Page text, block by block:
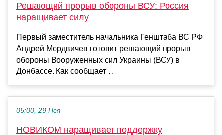
Решающий прорыв обороны ВСУ: Россия
наращивает силу
Первый заместитель начальника Генштаба ВС РФ
Андрей Мордвичев готовит решающий прорыв
обороны Вооруженных сил Украины (ВСУ) в
Донбассе. Как сообщает ...
05:00, 29 Ноя
НОВИКОМ наращивает поддержку